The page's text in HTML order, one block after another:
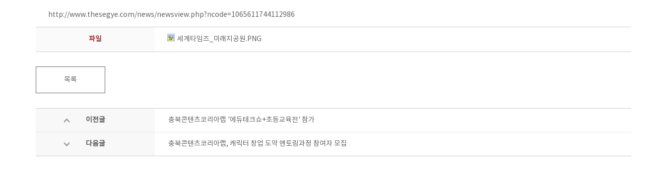
http://www.thesegye.com/news/newsview.php?ncode=1065611744112986
파일 세계타임즈_미래지공원.PNG
목록
이전글 충북콘텐츠코리아랩 '에듀테크쇼+초등교육전' 참가
다음글 충북콘텐츠코리아랩, 캐릭터 창업 도약 멘토링과정 참여자 모집